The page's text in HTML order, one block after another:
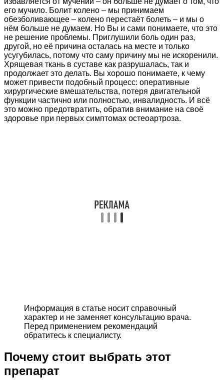
его мучило. Болит колено – мы принимаем
обезболивающее – колено перестаёт болеть – и мы о
нём больше не думаем. Но Вы и сами понимаете, что это
не решение проблемы. Приглушили боль один раз,
другой, но её причина осталась на месте и только
усугубилась, потому что саму причину мы не искоренили.
Хрящевая ткань в суставе как разрушалась, так и
продолжает это делать. Вы хорошо понимаете, к чему
может привести подобный процесс: оперативные
хирургические вмешательства, потеря двигательной
функции частично или полностью, инвалидность. И всё
это можно предотвратить, обратив внимание на своё
здоровье при первых симптомах остеоартроза.
Информация в статье носит справочный
характер и не заменяет консультацию врача.
Перед применением рекомендаций
обратитесь к специалисту.
Почему стоит выбрать этот
препарат